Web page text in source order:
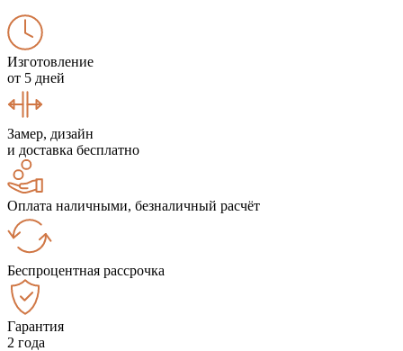
Изготовление
от 5 дней
Замер, дизайн
и доставка бесплатно
Оплата наличными, безналичный расчёт
Беспроцентная рассрочка
Гарантия
2 года